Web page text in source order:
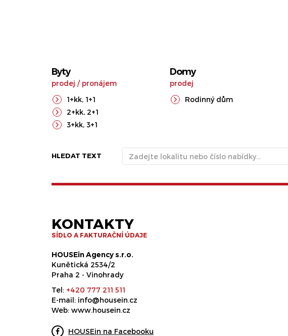
Byty
prodej / pronájem
1+kk, 1+1
2+kk, 2+1
3+kk, 3+1
Domy
prodej
Rodinný dům
HLEDAT TEXT
KONTAKTY
SÍDLO A FAKTURAČNÍ ÚDAJE
HOUSEin Agency s.r.o.
Kunětická 2534/2
Praha 2 - Vinohrady
Tel: +420 777 211 511
E-mail: info@housein.cz
Web: www.housein.cz
HOUSEin na Facebooku